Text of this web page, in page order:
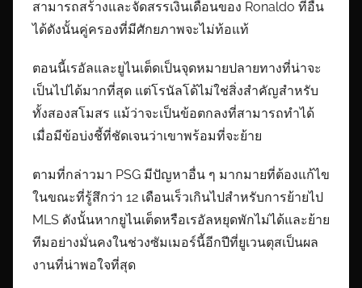
สามารถสร้างและจัดสรรเงินเดือนของ Ronaldo ที่อื่น
ได้ดังนั้นคู่ครองที่มีศักยภาพจะไม่ท้อแท้
ตอนนี้เรอัลและยูไนเต็ดเป็นจุดหมายปลายทางที่น่าจะ
เป็นไปได้มากที่สุด แต่โรนัลโด้ไม่ใช่สิ่งสำคัญสำหรับ
ทั้งสองสโมสร แม้ว่าจะเป็นข้อตกลงที่สามารถทำได้
เมื่อมีข้อบ่งชี้ที่ชัดเจนว่าเขาพร้อมที่จะย้าย
ตามที่กล่าวมา PSG มีปัญหาอื่น ๆ มากมายที่ต้องแก้ไข
ในขณะที่รู้สึกว่า 12 เดือนเร็วเกินไปสำหรับการย้ายไป
MLS ดังนั้นหากยูไนเต็ดหรือเรอัลหยุดพักไม่ได้และย้าย
ทีมอย่างมั่นคงในช่วงซัมเมอร์นี้อีกปีที่ยูเวนตุสเป็นผล
งานที่น่าพอใจที่สุด